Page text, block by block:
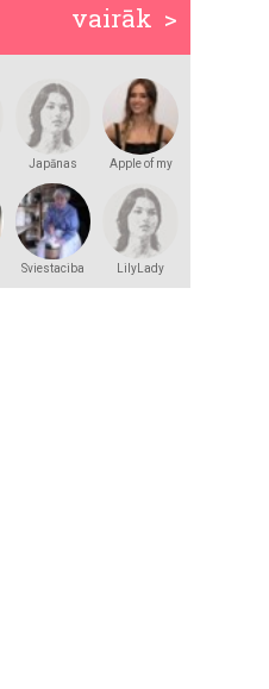
vairāk >
Japānas
Apple of my
Sviestaciba LilyLady